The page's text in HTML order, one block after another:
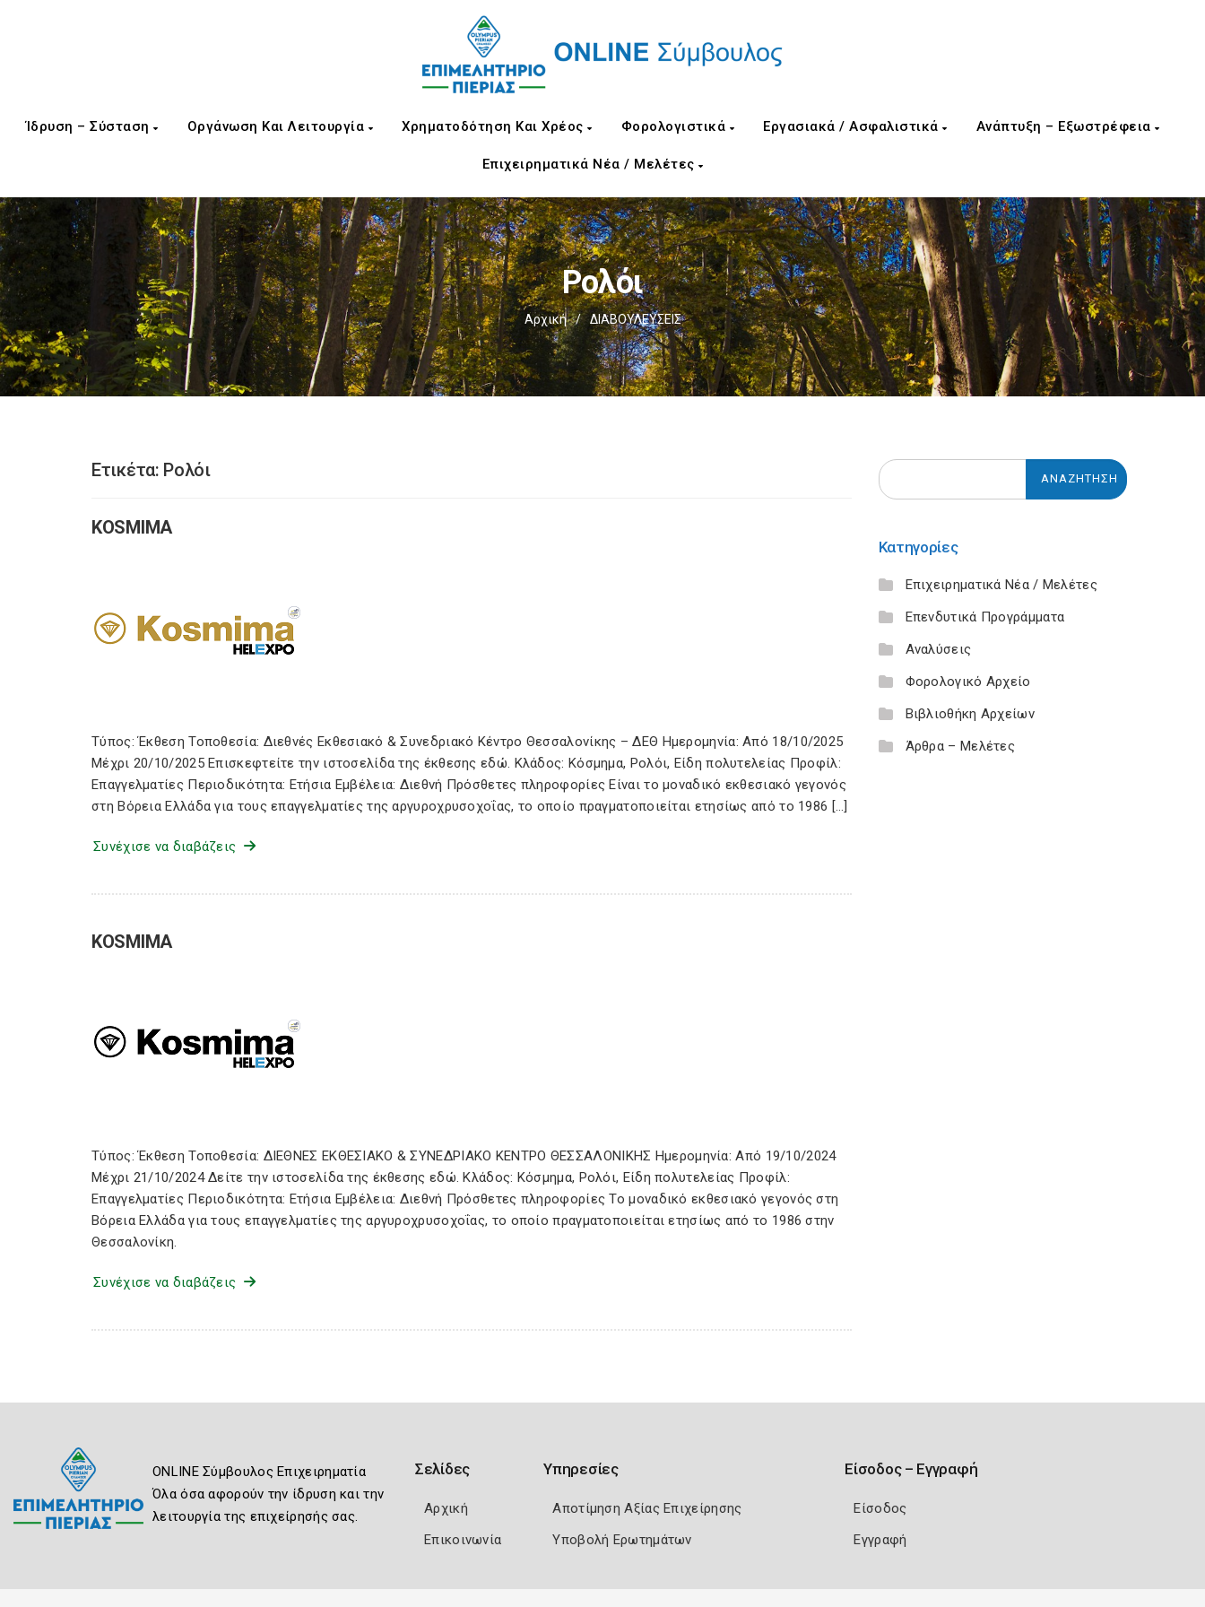
Ίδρυση – Σύσταση Οργάνωση Και Λειτουργία Χρηματοδότηση Και Χρέος Φορολογιστικά Εργασιακά / Ασφαλιστικά Ανάπτυξη – Εξωστρέφεια
Επιχειρηματικά Νέα / Μελέτες
Ρολόι
Αρχική / ΔΙΑΒΟΥΛΕΥΣΕΙΣ
Ετικέτα: Ρολόι
KOSMIMA
Τύπος: Έκθεση Τοποθεσία: Διεθνές Εκθεσιακό & Συνεδριακό Κέντρο Θεσσαλονίκης – ΔΕΘ Ημερομηνία: Από 18/10/2025
Μέχρι 20/10/2025 Επισκεφτείτε την ιστοσελίδα της έκθεσης εδώ. Κλάδος: Κόσμημα, Ρολόι, Είδη πολυτελείας Προφίλ:
Επαγγελματίες Περιοδικότητα: Ετήσια Εμβέλεια: Διεθνή Πρόσθετες πληροφορίες Είναι το μοναδικό εκθεσιακό γεγονός
στη Βόρεια Ελλάδα για τους επαγγελματίες της αργυροχρυσοχοΐας, το οποίο πραγματοποιείται ετησίως από το 1986 […]
Συνέχισε να διαβάζεις
KOSMIMA
Τύπος: Έκθεση Τοποθεσία: ΔΙΕΘΝΕΣ ΕΚΘΕΣΙΑΚΟ & ΣΥΝΕΔΡΙΑΚΟ ΚΕΝΤΡΟ ΘΕΣΣΑΛΟΝΙΚΗΣ Ημερομηνία: Από 19/10/2024
Μέχρι 21/10/2024 Δείτε την ιστοσελίδα της έκθεσης εδώ. Κλάδος: Κόσμημα, Ρολόι, Είδη πολυτελείας Προφίλ:
Επαγγελματίες Περιοδικότητα: Ετήσια Εμβέλεια: Διεθνή Πρόσθετες πληροφορίες Το μοναδικό εκθεσιακό γεγονός στη
Βόρεια Ελλάδα για τους επαγγελματίες της αργυροχρυσοχοΐας, το οποίο πραγματοποιείται ετησίως από το 1986 στην
Θεσσαλονίκη.
Συνέχισε να διαβάζεις
Κατηγορίες
Επιχειρηματικά Νέα / Μελέτες
Επενδυτικά Προγράμματα
Αναλύσεις
Φορολογικό Αρχείο
Βιβλιοθήκη Αρχείων
Άρθρα – Μελέτες
ONLINE Σύμβουλος Επιχειρηματία
Όλα όσα αφορούν την ίδρυση και την
λειτουργία της επιχείρησής σας.
Σελίδες
Αρχική
Επικοινωνία
Υπηρεσίες
Αποτίμηση Αξίας Επιχείρησης
Υποβολή Ερωτημάτων
Είσοδος – Εγγραφή
Είσοδος
Εγγραφή